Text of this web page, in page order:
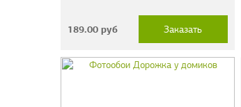
189.00руб Заказать